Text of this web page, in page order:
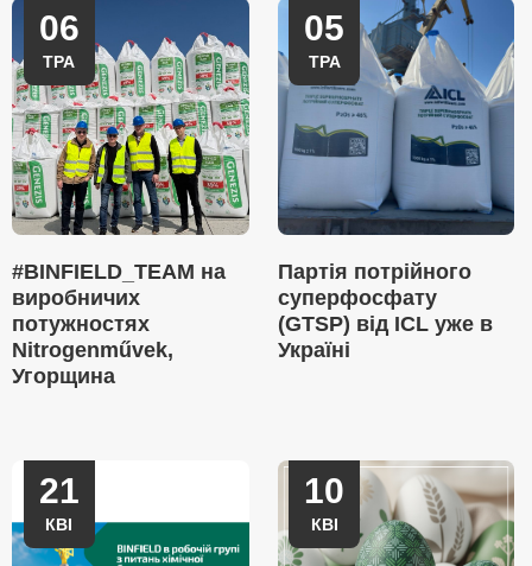
06
ТРА
#BINFIELD_TEAM на
виробничих
потужностях
Nitrogenművek,
Угорщина
05
ТРА
Партія потрійного
суперфосфату
(GTSP) від ICL уже в
Україні
21
КВІ
10
КВІ